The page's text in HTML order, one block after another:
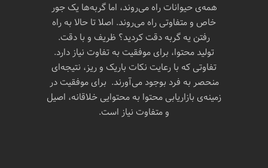
همه‌ی حیوانات راه می‌روند، اما گربه‌ها یک جور
خاص و متفاوتی راه می‌روند. اصلا تا حالا به راه
رفتن یه گربه دقت کردید؟ ظریف و با دقت.
تولید محتوا، برای موفقیت به تفاوت نیاز دارد.
تفاوتی که با رعایت نکات باریک و ریز، نتیجه‌ای
منحصر به فرد بوجود می‌آورند. برای موفقیت در
زمینه‌ی بازاریابی محتوا به محتوایی خلاقانه، اصیل
و متفاوت نیاز است.